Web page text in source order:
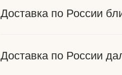
Доставка по России
Доставка по России